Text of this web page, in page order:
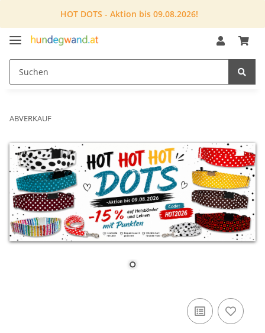
HOT DOTS - Aktion bis 09.08.2026!
ABVERKAUF